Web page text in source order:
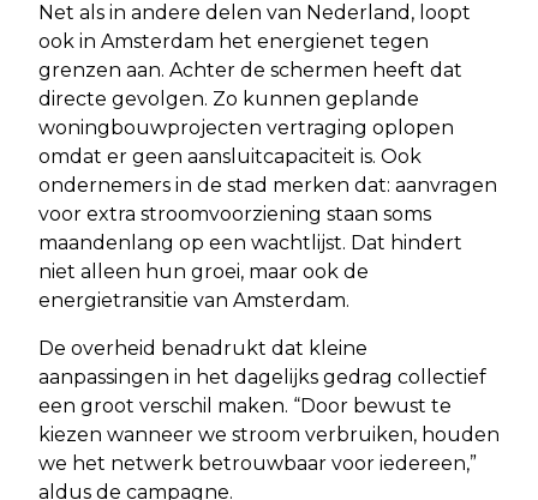
Net als in andere delen van Nederland, loopt
ook in Amsterdam het energienet tegen
grenzen aan. Achter de schermen heeft dat
directe gevolgen. Zo kunnen geplande
woningbouwprojecten vertraging oplopen
omdat er geen aansluitcapaciteit is. Ook
ondernemers in de stad merken dat: aanvragen
voor extra stroomvoorziening staan soms
maandenlang op een wachtlijst. Dat hindert
niet alleen hun groei, maar ook de
energietransitie van Amsterdam.
De overheid benadrukt dat kleine
aanpassingen in het dagelijks gedrag collectief
een groot verschil maken. “Door bewust te
kiezen wanneer we stroom verbruiken, houden
we het netwerk betrouwbaar voor iedereen,”
aldus de campagne.